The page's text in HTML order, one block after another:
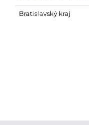
Bratislavský kraj